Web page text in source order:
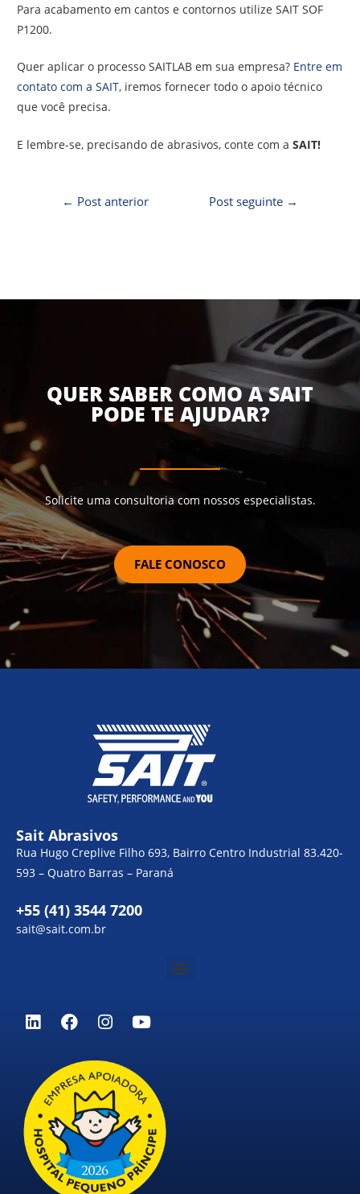
Para acabamento em cantos e contornos utilize SAIT SOF
P1200.
Quer aplicar o processo SAITLAB em sua empresa? Entre em
contato com a SAIT, iremos fornecer todo o apoio técnico
que você precisa.
E lembre-se, precisando de abrasivos, conte com aSAIT!
← Post anterior Post seguinte →
QUER SABER COMO A SAIT
PODE TE AJUDAR?
Solicite uma consultoria com nossos especialistas.
FALE CONOSCO
Sait Abrasivos
Rua Hugo Creplive Filho 693, Bairro Centro Industrial 83.420-
593 – Quatro Barras – Paraná
+55 (41) 3544 7200
sait@sait.com.br
Menu
L
i
e
d
n
F
a
e
b
o
o
k
I
n
t
a
g
r
a
m
Y
o
u
b
e